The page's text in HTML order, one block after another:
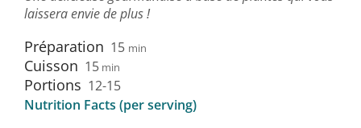
laissera envie de plus !
Préparation 15 min
Cuisson 15 min
Portions 12-15
Nutrition Facts (per serving)